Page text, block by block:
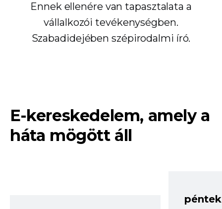
Ennek ellenére van tapasztalata a
vállalkozói tevékenységben.
Szabadidejében szépirodalmi író.
E-kereskedelem, amely a
háta mögött áll